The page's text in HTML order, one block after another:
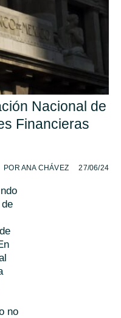
Nacional de
Financieras
POR ANA CHÁVEZ 27/06/24
no